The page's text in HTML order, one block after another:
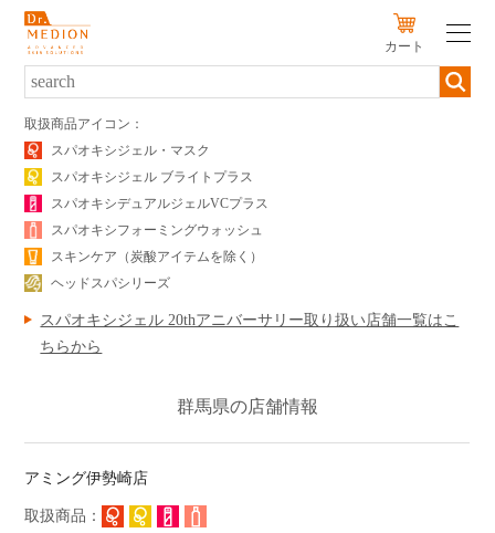
カート
新規会員登録
SERIES
PRODUCTS
SKIN TYPE
初めての方へ
よくあるご質問
取扱商品アイコン：
スパオキシジェル・マスク
スパオキシジェル ブライトプラス
スパオキシデュアルジェルVCプラス
スパオキシフォーミングウォッシュ
スキンケア（炭酸アイテムを除く）
ヘッドスパシリーズ
スパオキシジェル 20thアニバーサリー取り扱い店舗一覧はこ
ちらから
群馬県の店舗情報
アミング伊勢崎店